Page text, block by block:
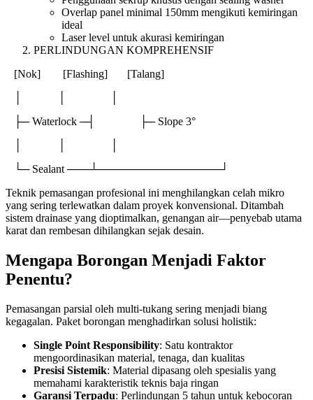
Overlap panel minimal 150mm mengikuti kemiringan
ideal
Laser level untuk akurasi kemiringan
PERLINDUNGAN KOMPREHENSIF
[Nok] [Flashing] [Talang]
├─ Waterlock ─┤ ├─ Slope 3°
└─ Sealant ───┴────────────────┘
Teknik pemasangan profesional ini menghilangkan celah mikro
yang sering terlewatkan dalam proyek konvensional. Ditambah
sistem drainase yang dioptimalkan, genangan air—penyebab utama
karat dan rembesan dihilangkan sejak desain.
Mengapa Borongan Menjadi Faktor
Penentu?
Pemasangan parsial oleh multi-tukang sering menjadi biang
kegagalan. Paket borongan menghadirkan solusi holistik:
Single Point Responsibility: Satu kontraktor
mengoordinasikan material, tenaga, dan kualitas
Presisi Sistemik: Material dipasang oleh spesialis yang
memahami karakteristik teknis baja ringan
Garansi Terpadu: Perlindungan 5 tahun untuk kebocoran